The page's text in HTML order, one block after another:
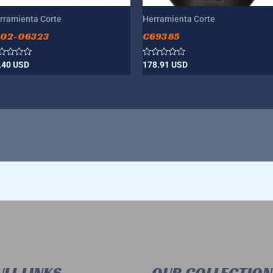
Corte
06323
USD
Herramienta Corte
C69385
Valorado
178.91 USD